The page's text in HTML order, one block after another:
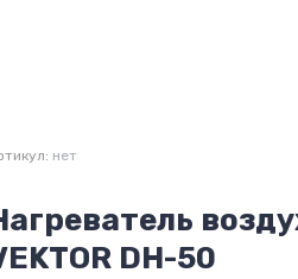
нет
DH-50